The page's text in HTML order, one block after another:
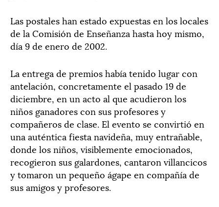
Las postales han estado expuestas en los locales
de la Comisión de Enseñanza hasta hoy mismo,
día 9 de enero de 2002.
La entrega de premios había tenido lugar con
antelación, concretamente el pasado 19 de
diciembre, en un acto al que acudieron los
niños ganadores con sus profesores y
compañeros de clase. El evento se convirtió en
una auténtica fiesta navideña, muy entrañable,
donde los niños, visiblemente emocionados,
recogieron sus galardones, cantaron villancicos
y tomaron un pequeño ágape en compañía de
sus amigos y profesores.